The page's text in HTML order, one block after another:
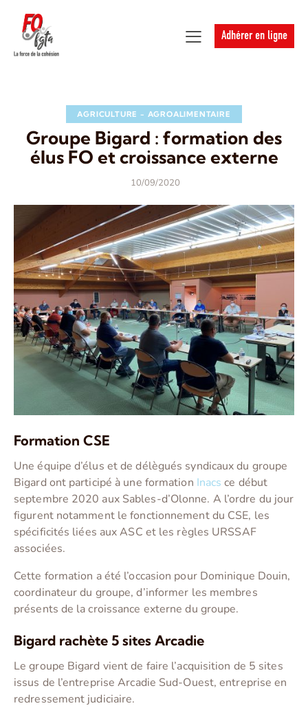
Adhérer en ligne
AGRICULTURE - AGROALIMENTAIRE
Groupe Bigard : formation des
élus FO et croissance externe
10/09/2020
Formation CSE
Une équipe d’élus et de délègués syndicaux du groupe
Bigard ont participé à une formation Inacs ce début
septembre 2020 aux Sables-d’Olonne. A l’ordre du jour
figurent notamment le fonctionnement du CSE, les
spécificités liées aux ASC et les règles URSSAF
associées.
Cette formation a été l’occasion pour Dominique Douin,
coordinateur du groupe, d’informer les membres
présents de la croissance externe du groupe.
Bigard rachète 5 sites Arcadie
Le groupe Bigard vient de faire l’acquisition de 5 sites
issus de l’entreprise Arcadie Sud-Ouest, entreprise en
redressement judiciaire.